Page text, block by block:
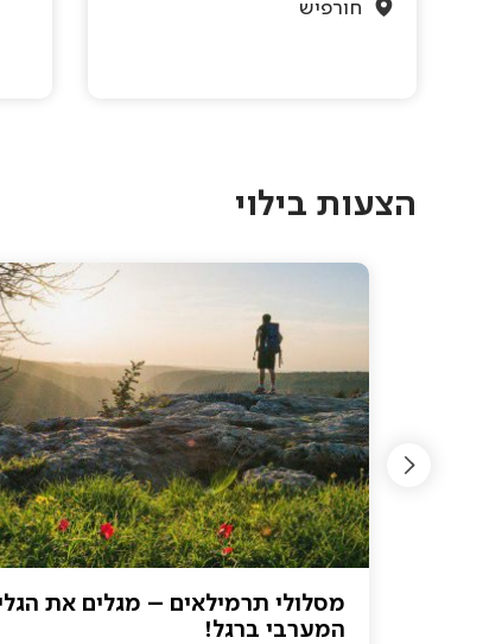
חורפיש
הצעות בילוי
מסלולי תרמילאים – מגלים את
המערבי ברגל!